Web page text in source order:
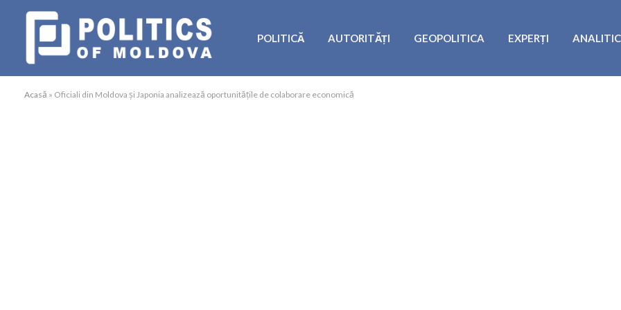
POLITICĂ AUTORITĂȚI GEOPOLITICA EXPERȚI
Acasă » Oficiali din Moldova și Japonia analizează oportunitățile de colaborare economică